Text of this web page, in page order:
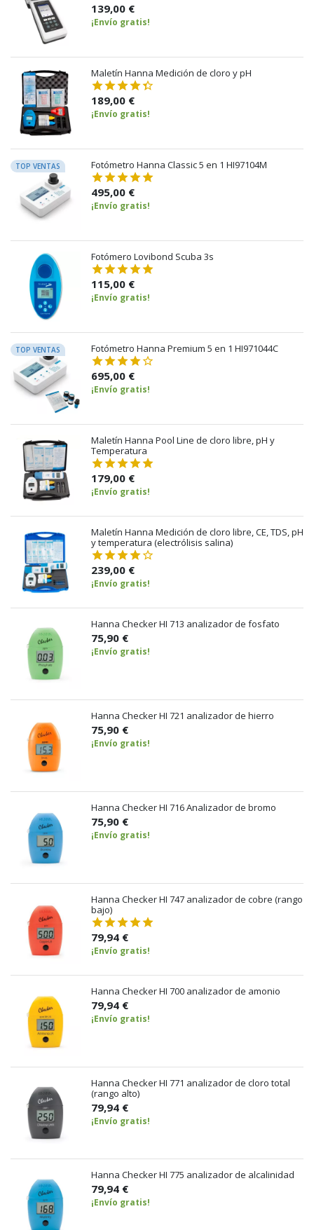
139,00 €
¡Envío gratis!
Maletín Hanna Medición de cloro y pH
189,00 €
¡Envío gratis!
TOP VENTAS Fotómetro Hanna Classic 5 en 1 HI97104M
495,00 €
¡Envío gratis!
Fotómero Lovibond Scuba 3s
115,00 €
¡Envío gratis!
TOP VENTAS Fotómetro Hanna Premium 5 en 1 HI971044C
695,00 €
¡Envío gratis!
Maletín Hanna Pool Line de cloro libre, pH y
Temperatura
179,00 €
¡Envío gratis!
Maletín Hanna Medición de cloro libre, CE, TDS, pH
y temperatura (electrólisis salina)
239,00 €
¡Envío gratis!
Hanna Checker HI 713 analizador de fosfato
75,90 €
¡Envío gratis!
Hanna Checker HI 721 analizador de hierro
75,90 €
¡Envío gratis!
Hanna Checker HI 716 Analizador de bromo
75,90 €
¡Envío gratis!
Hanna Checker HI 747 analizador de cobre (rango
bajo)
79,94 €
¡Envío gratis!
Hanna Checker HI 700 analizador de amonio
79,94 €
¡Envío gratis!
Hanna Checker HI 771 analizador de cloro total
(rango alto)
79,94 €
¡Envío gratis!
Hanna Checker HI 775 analizador de alcalinidad
79,94 €
¡Envío gratis!